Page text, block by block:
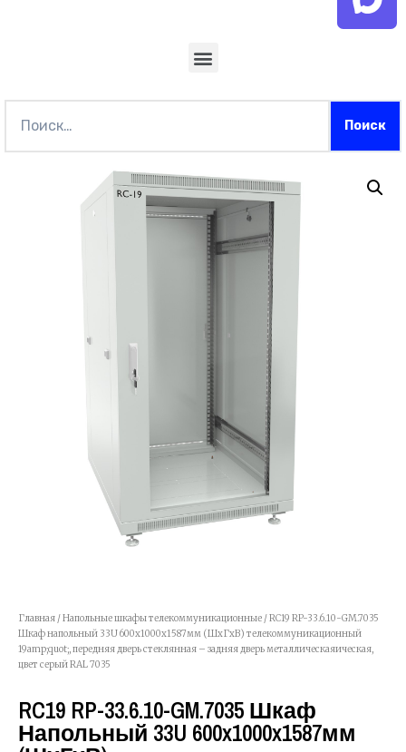
Главная /Напольные шкафы телекоммуникационные / RC19 RP-33.6.10-GM.7035
Шкаф напольный 33U 600x1000x1587мм (ШхГхВ) телекоммуникационный
19amp;quot;, передняя дверь стеклянная – задняя дверь металлическаяическая,
цвет серый RAL 7035
RC19 RP-33.6.10-GM.7035 Шкаф
Напольный 33U 600x1000x1587мм